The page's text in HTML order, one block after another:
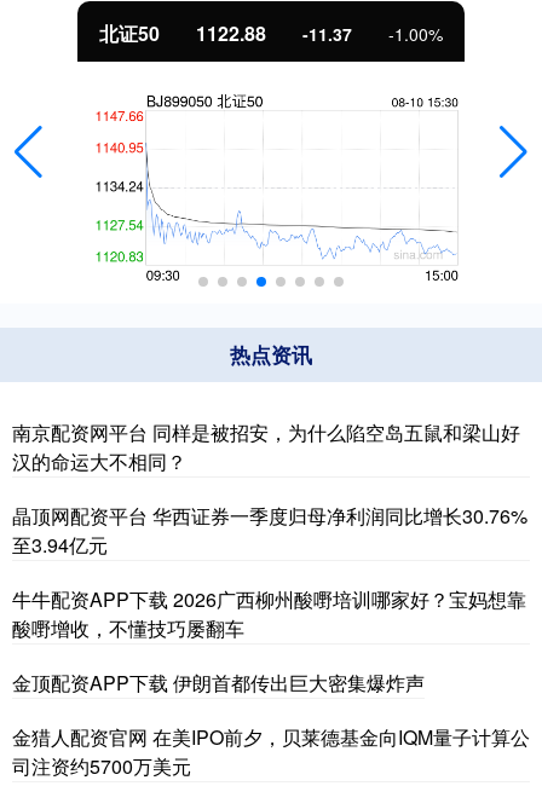
北证50 1122.88 -11.37 -1.00%
热点资讯
南京配资网平台 同样是被招安，为什么陷空岛五鼠和梁山好
汉的命运大不相同？
晶顶网配资平台 华西证券一季度归母净利润同比增长30.76%
至3.94亿元
牛牛配资APP下载 2026广西柳州酸嘢培训哪家好？宝妈想靠
酸嘢增收，不懂技巧屡翻车
金顶配资APP下载 伊朗首都传出巨大密集爆炸声
金猎人配资官网 在美IPO前夕，贝莱德基金向IQM量子计算公
司注资约5700万美元